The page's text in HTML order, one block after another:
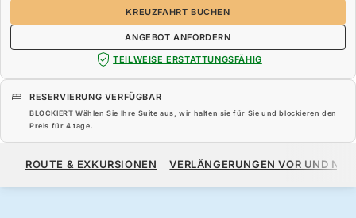
KREUZFAHRT BUCHEN
ANGEBOT ANFORDERN
TEILWEISE ERSTATTUNGSFÄHIG
RESERVIERUNG VERFÜGBAR
BLOCKIERT Wählen Sie Ihre Suite aus, wir halten sie für Sie und blockieren den
Preis für 4 tage.
4.380 $
ROUTE & EXKURSIONEN VERLÄNGERUNGEN VOR UND